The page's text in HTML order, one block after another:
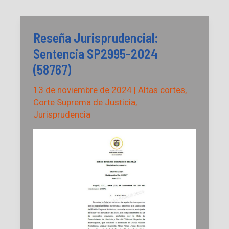
Reseña Jurisprudencial:
Sentencia SP2995-2024
(58767)
13 de noviembre de 2024 | Altas cortes,
Corte Suprema de Justicia,
Jurisprudencia